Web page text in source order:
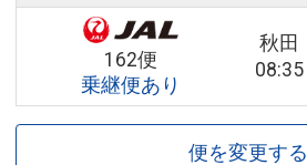
162便
乗継便あり
秋田
08:35
便を変更する